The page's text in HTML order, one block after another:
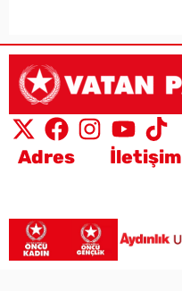
Adres İletişim